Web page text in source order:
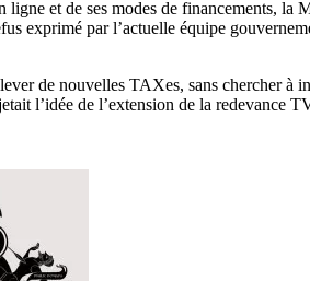
ligne et de ses modes de financements,
exprimé par l’actuelle équipe
de nouvelles TAXes, sans chercher à
l’idée de l’extension de la redevance